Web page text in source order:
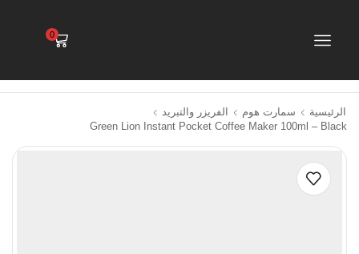
0
الرئيسية سمارت هوم
الفريزر والتبريد
Green Lion Instant Pocket Coffee Maker 100ml – Black